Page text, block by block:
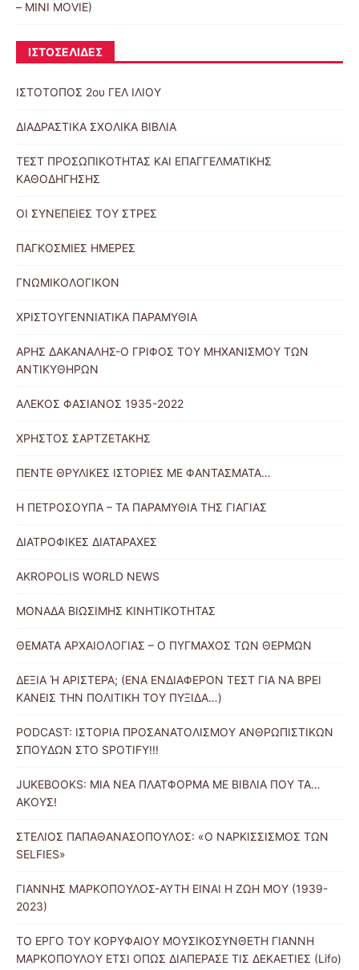
– MINI MOVIE)
ΙΣΤΟΣΕΛΙΔΕΣ
ΙΣΤΟΤΟΠΟΣ 2ου ΓΕΛ ΙΛΙΟΥ
ΔΙΑΔΡΑΣΤΙΚΑ ΣΧΟΛΙΚΑ ΒΙΒΛΙΑ
ΤΕΣΤ ΠΡΟΣΩΠΙΚΟΤΗΤΑΣ ΚΑΙ ΕΠΑΓΓΕΛΜΑΤΙΚΗΣ
ΚΑΘΟΔΗΓΗΣΗΣ
ΟΙ ΣΥΝΕΠΕΙΕΣ ΤΟΥ ΣΤΡΕΣ
ΠΑΓΚΟΣΜΙΕΣ ΗΜΕΡΕΣ
ΓΝΩΜΙΚΟΛΟΓΙΚΟΝ
ΧΡΙΣΤΟΥΓΕΝΝΙΑΤΙΚΑ ΠΑΡΑΜΥΘΙΑ
ΑΡΗΣ ΔΑΚΑΝΑΛΗΣ-Ο ΓΡΙΦΟΣ ΤΟΥ ΜΗΧΑΝΙΣΜΟΥ ΤΩΝ
ΑΝΤΙΚΥΘΗΡΩΝ
ΑΛΕΚΟΣ ΦΑΣΙΑΝΟΣ 1935-2022
ΧΡΗΣΤΟΣ ΣΑΡΤΖΕΤΑΚΗΣ
ΠΕΝΤΕ ΘΡΥΛΙΚΕΣ ΙΣΤΟΡΙΕΣ ΜΕ ΦΑΝΤΑΣΜΑΤΑ…
Η ΠΕΤΡΟΣΟΥΠΑ – ΤΑ ΠΑΡΑΜΥΘΙΑ ΤΗΣ ΓΙΑΓΙΑΣ
ΔΙΑΤΡΟΦΙΚΕΣ ΔΙΑΤΑΡΑΧΕΣ
AKROPOLIS WORLD NEWS
ΜΟΝΑΔΑ ΒΙΩΣΙΜΗΣ ΚΙΝΗΤΙΚΟΤΗΤΑΣ
ΘΕΜΑΤΑ ΑΡΧΑΙΟΛΟΓΙΑΣ – Ο ΠΥΓΜΑΧΟΣ ΤΩΝ ΘΕΡΜΩΝ
ΔΕΞΙΑ Ή ΑΡΙΣΤΕΡΑ; (ΕΝΑ ΕΝΔΙΑΦΕΡΟΝ ΤΕΣΤ ΓΙΑ ΝΑ ΒΡΕΙ
ΚΑΝΕΙΣ ΤΗΝ ΠΟΛΙΤΙΚΗ ΤΟΥ ΠΥΞΙΔΑ…)
PODCAST: ΙΣΤΟΡΙΑ ΠΡΟΣΑΝΑΤΟΛΙΣΜΟΥ ΑΝΘΡΩΠΙΣΤΙΚΩΝ
ΣΠΟΥΔΩΝ ΣΤΟ SPOTIFY!!!
JUKEBOOKS: ΜΙΑ ΝΕΑ ΠΛΑΤΦΟΡΜΑ ΜΕ ΒΙΒΛΙΑ ΠΟΥ ΤΑ…
ΑΚΟΥΣ!
ΣΤΕΛΙΟΣ ΠΑΠΑΘΑΝΑΣΟΠΟΥΛΟΣ: «Ο ΝΑΡΚΙΣΣΙΣΜΟΣ ΤΩΝ
SELFIES»
ΓΙΑΝΝΗΣ ΜΑΡΚΟΠΟΥΛΟΣ-ΑΥΤΗ ΕΙΝΑΙ Η ΖΩΗ ΜΟΥ (1939-
2023)
ΤΟ ΕΡΓΟ ΤΟΥ ΚΟΡΥΦΑΙΟΥ ΜΟΥΣΙΚΟΣΥΝΘΕΤΗ ΓΙΑΝΝΗ
ΜΑΡΚΟΠΟΥΛΟΥ ΕΤΣΙ ΟΠΩΣ ΔΙΑΠΕΡΑΣΕ ΤΙΣ ΔΕΚΑΕΤΙΕΣ (Lifo)